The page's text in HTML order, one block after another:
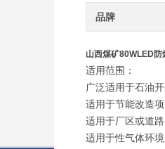
品牌
山西煤矿80WLED
适用范围：
广泛适用于石油
适用于节能改造
适用于厂区或道
适用于性气体环